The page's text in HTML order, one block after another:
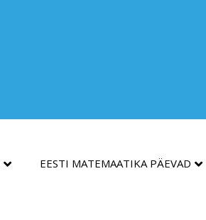
EESTI MATEMAATIKA PÄEVAD